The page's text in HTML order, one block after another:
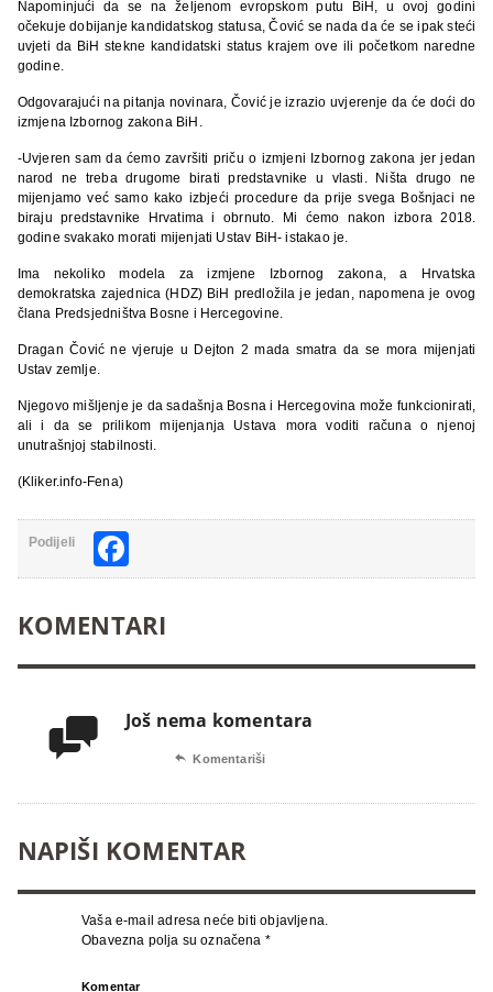
Napominjući da se na željenom evropskom putu BiH, u ovoj godini
očekuje dobijanje kandidatskog statusa, Čović se nada da će se ipak steći
uvjeti da BiH stekne kandidatski status krajem ove ili početkom naredne
godine.
Odgovarajući na pitanja novinara, Čović je izrazio uvjerenje da će doći do
izmjena Izbornog zakona BiH.
-Uvjeren sam da ćemo završiti priču o izmjeni Izbornog zakona jer jedan
narod ne treba drugome birati predstavnike u vlasti. Ništa drugo ne
mijenjamo već samo kako izbjeći procedure da prije svega Bošnjaci ne
biraju predstavnike Hrvatima i obrnuto. Mi ćemo nakon izbora 2018.
godine svakako morati mijenjati Ustav BiH- istakao je.
Ima nekoliko modela za izmjene Izbornog zakona, a Hrvatska
demokratska zajednica (HDZ) BiH predložila je jedan, napomena je ovog
člana Predsjedništva Bosne i Hercegovine.
Dragan Čović ne vjeruje u Dejton 2 mada smatra da se mora mijenjati
Ustav zemlje.
Njegovo mišljenje je da sadašnja Bosna i Hercegovina može funkcionirati,
ali i da se prilikom mijenjanja Ustava mora voditi računa o njenoj
unutrašnjoj stabilnosti.
(Kliker.info-Fena)
Podijeli
KOMENTARI
 Još nema komentara
 Komentariši
NAPIŠI KOMENTAR
Vaša e-mail adresa neće biti objavljena.
Obavezna polja su označena *
Komentar